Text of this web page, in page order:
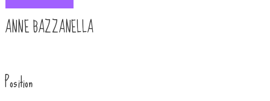
ANNE BAZZANELLA
Position